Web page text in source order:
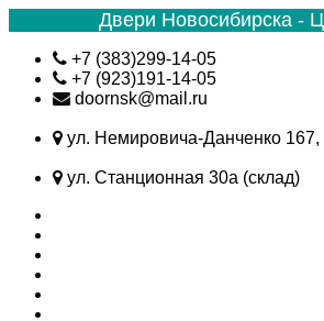
Двери Новосибирска -
Skip
content
+7 (383)299-14-05
+7 (923)191-14-05
doornsk@mail.ru
ул. Немировича-Данченко
ул. Станционная 30а (склад)